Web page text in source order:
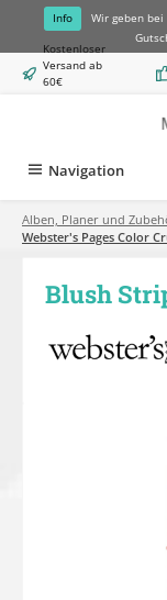
springen
Info Wir geben
Kostenloser
Versand ab
60€
Navigation
Alben, Planer und
Webster's Pages Color
Blush
Bildergalerie